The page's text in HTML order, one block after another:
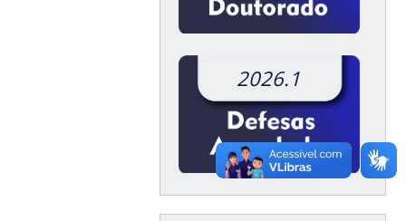
2026.1